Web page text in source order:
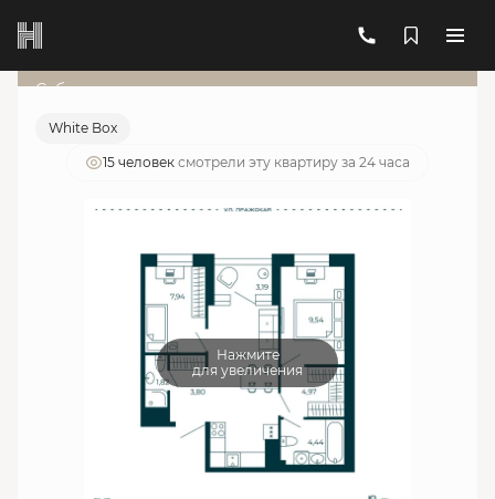
2-комнатная 19 160 054 руб.
Ипотека
Субсидированная ставка
White Box
15 человек смотрели эту квартиру за 24 часа
Нажмите
для увеличения